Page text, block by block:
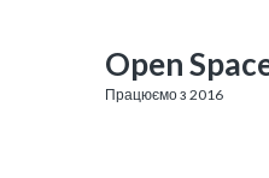
Open
Працюємо з 2016